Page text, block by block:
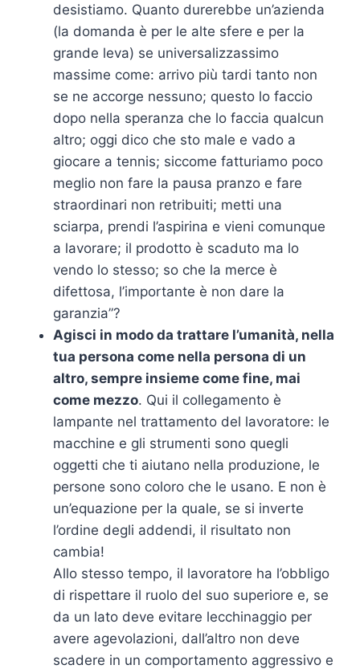
desistiamo. Quanto durerebbe un’azienda
(la domanda è per le alte sfere e per la
grande leva) se universalizzassimo
massime come: arrivo più tardi tanto non
se ne accorge nessuno; questo lo faccio
dopo nella speranza che lo faccia qualcun
altro; oggi dico che sto male e vado a
giocare a tennis; siccome fatturiamo poco
meglio non fare la pausa pranzo e fare
straordinari non retribuiti; metti una
sciarpa, prendi l’aspirina e vieni comunque
a lavorare; il prodotto è scaduto ma lo
vendo lo stesso; so che la merce è
difettosa, l’importante è non dare la
garanzia”?
Agisci in modo da trattare l’umanità, nella
tua persona come nella persona di un
altro, sempre insieme come fine, mai
come mezzo. Qui il collegamento è
lampante nel trattamento del lavoratore: le
macchine e gli strumenti sono quegli
oggetti che ti aiutano nella produzione, le
persone sono coloro che le usano. E non è
un’equazione per la quale, se si inverte
l’ordine degli addendi, il risultato non
cambia!
Allo stesso tempo, il lavoratore ha l’obbligo
di rispettare il ruolo del suo superiore e, se
da un lato deve evitare lecchinaggio per
avere agevolazioni, dall’altro non deve
scadere in un comportamento aggressivo e